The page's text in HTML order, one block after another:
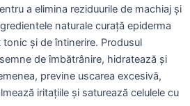
a elimina reziduurile de machiaj și
naturale curață epiderma
și de întinerire. Produsul
de îmbătrânire, hidratează și
previne uscarea excesivă,
iritațiile și saturează celulele cu